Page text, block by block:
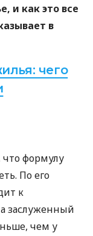
и как это все
в
чего
что формулу
По его
к
заслуженный
чем у